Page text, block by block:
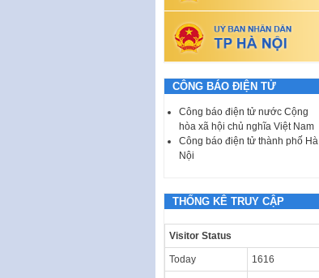
CÔNG BÁO ĐIỆN TỬ
Công báo điện tử nước Cộng
hòa xã hội chủ nghĩa Việt Nam
Công báo điện tử thành phố Hà
Nội
THỐNG KÊ TRUY CẬP
Visitor Status
Today 1616